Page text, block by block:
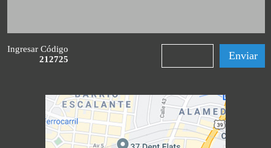
Ingresar Código
212725